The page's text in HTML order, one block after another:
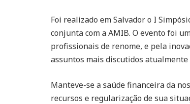
Foi realizado em Salvador o I
conjunta com a AMIB. O evento foi
profissionais de renome, e pela
assuntos mais discutidos
Manteve-se a saúde financeira da
recursos e regularização de sua